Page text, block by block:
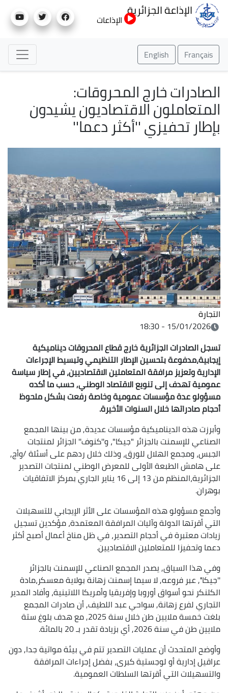
إلى
الإذاعة الجزائرية
الإذاعات
Français
English
الصادرات خارج المحروقات:
المتعاملون الاقتصاديون يشيدون
بإطار تحفيزي ''أكثر دعما''
التجارة
15/01/2026 - 18:30
تسجل الصادرات الجزائرية خارج قطاع المحروقات ديناميكية
إيجابية،مدفوعة بتحسين الإطار التنظيمي وتبسيط الإجراءات
الإدارية وتعزيز مرافقة المتعاملين الاقتصاديين، في إطار سياسة
عمومية تهدف إلى تنويع الاقتصاد الوطني, حسب ما أكده
مسؤولو عدة مؤسسات عمومية وخاصة رفعت بشكل ملحوظ
أحجام صادراتها خلال السنوات الأخيرة.
وأبرزت هذه الديناميكية مؤسسات عديدة, من بينها المجمع
الصناعي للإسمنت بالجزائر "جيكا"، و''كنوف'' الجزائر لمنتجات
الجبس، ومجمع الهلال للورق، وذلك خلال ردهم على أسئلة /وأج,
على هامش الطبعة الأولى للمعرض الوطني لمنتجات التصدير
الجزائرية،المنظم من 13 إلى 16 يناير الجاري بمركز الاتفاقيات
بوهران.
وأجمع مسؤولو هذه المؤسسات على الأثر الإيجابي للتسهيلات
التي أقرتها الدولة وآليات المرافقة المعتمدة، مؤكدين تسجيل
زيادات معتبرة في أحجام التصدير، في ظل مناخ أعمال أصبح أكثر
دعما وتحفيزا للمتعاملين الاقتصاديين.
وفي هذا السياق, يصدر المجمع الصناعي للإسمنت بالجزائر
''جيكا'', عبر فروعه, لا سيما إسمنت زهانة بولاية معسكر،مادة
الكلنكر نحو أسواق أوروبا وإفريقيا وأمريكا اللاتينية، وأفاد المدير
التجاري لفرع زهانة, سواحي عبد اللطيف, أن صادرات المجمع
بلغت خمسة ملايين طن خلال سنة 2025, مع هدف بلوغ ستة
ملايين طن في سنة 2026, أي بزيادة تقدر بـ 20 بالمائة.
وأوضح المتحدث أن عمليات التصدير تتم في بيئة مواتية جدا, دون
عراقيل إدارية أو لوجستية كبرى، بفضل إجراءات المرافقة
والتسهيلات التي أقرتها السلطات العمومية.